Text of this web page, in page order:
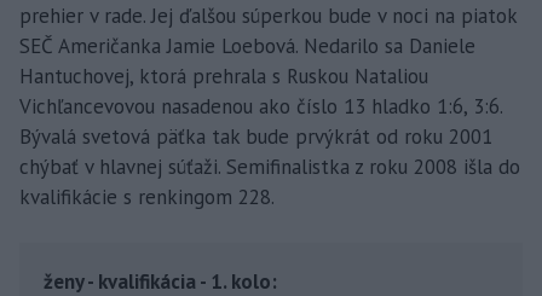
prehier v rade. Jej ďalšou súperkou bude v noci na piatok
SEČ Američanka Jamie Loebová. Nedarilo sa Daniele
Hantuchovej, ktorá prehrala s Ruskou Nataliou
Vichľancevovou nasadenou ako číslo 13 hladko 1:6, 3:6.
Bývalá svetová päťka tak bude prvýkrát od roku 2001
chýbať v hlavnej súťaži. Semifinalistka z roku 2008 išla do
kvalifikácie s renkingom 228.
ženy - kvalifikácia - 1. kolo: